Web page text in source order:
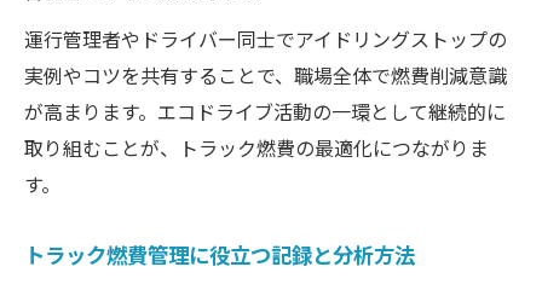
運行管理者やドライバー同士でアイドリングストップの
実例やコツを共有することで、職場全体で燃費削減意識
が高まります。エコドライブ活動の一環として継続的に
取り組むことが、トラック燃費の最適化につながりま
す。
トラック燃費管理に役立つ記録と分析方法